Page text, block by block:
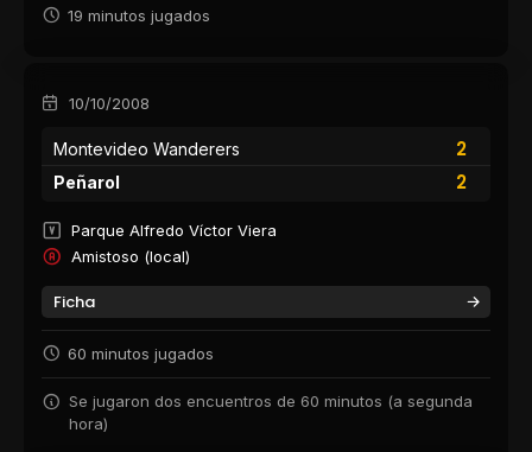
19 minutos jugados
10/10/2008
Montevideo Wanderers
2
2
Peñarol
Parque Alfredo Víctor Viera
Amistoso (local)
Ficha
60 minutos jugados
Se jugaron dos encuentros de 60 minutos (a segunda
hora)